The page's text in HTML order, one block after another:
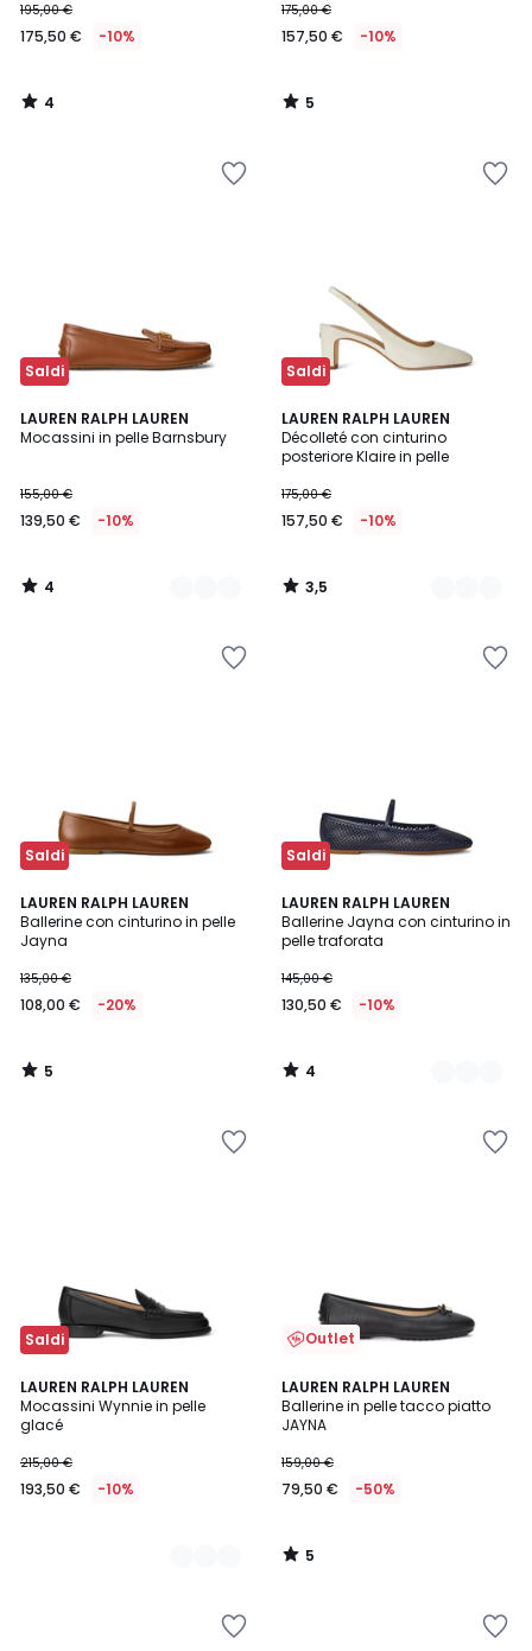
€
Invece
195,00
€
195,00 €
175,50 € -10%
4
/
175,00 €
157,50 € -10%
5
/
Saldi
LAUREN RALPH LAUREN
Mocassini in pelle Barnsbury
155,00 €
139,50 € -10%
4
/
2
Colori
4
/
Saldi
LAUREN RALPH LAUREN
Décolleté con cinturino
posteriore Klaire in pelle
175,00 €
157,50 € -10%
3,5
/ 5
3
Colori
3,5
/
Saldi
LAUREN RALPH LAUREN
Ballerine con cinturino in pelle
Jayna
135,00 €
108,00 € -20%
5
/
5
5
/
Saldi
LAUREN RALPH LAUREN
Ballerine Jayna con cinturino in
pelle traforata
145,00 €
130,50 € -10%
4
/
5
3
Colori
4
/
Saldi
LAUREN RALPH LAUREN
Mocassini Wynnie in pelle
glacé
215,00 €
193,50 € -10%
2
Colori
Outlet
LAUREN RALPH LAUREN
Ballerine in pelle tacco piatto
JAYNA
159,00 €
79,50 € -50%
5
/
5
5
/